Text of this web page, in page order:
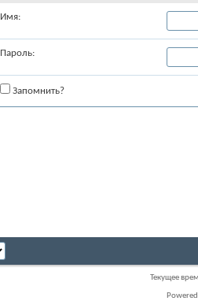
Имя:
Пароль:
Запомнить?
Текущее